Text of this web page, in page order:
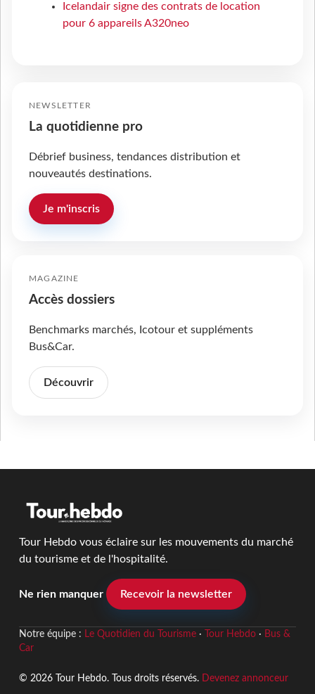
Icelandair signe des contrats de location
pour 6 appareils A320neo
NEWSLETTER
La quotidienne pro
Débrief business, tendances distribution et
nouveautés destinations.
Je m'inscris
MAGAZINE
Accès dossiers
Benchmarks marchés, Icotour et suppléments
Bus&Car.
Découvrir
Tour Hebdo vous éclaire sur les mouvements du marché
du tourisme et de l'hospitalité.
Ne rien manquer Recevoir la newsletter
Notre équipe : Le Quotidien du Tourisme· Tour Hebdo· Bus &
Car
© 2026 Tour Hebdo. Tous droits réservés. Devenez annonceur